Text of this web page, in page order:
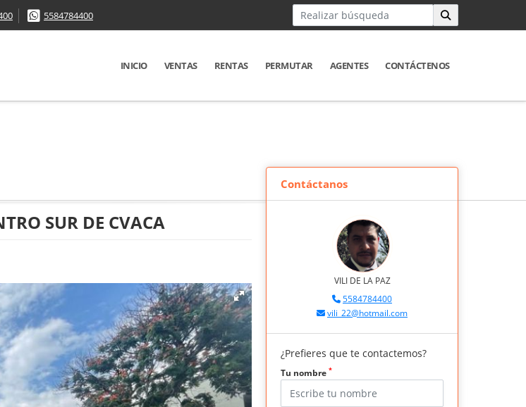
5584784400
INICIO VENTAS RENTAS PERMUTAR AGENTES CONTÁCTENOS
SUR DE CVACA
Contáctanos
VILI DE LA PAZ
5584784400
vili_22@hotmail.com
¿Prefieres que te contactemos?
Tu nombre *